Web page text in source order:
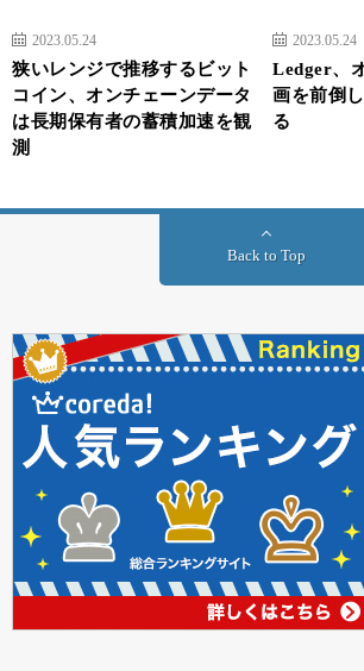
2023.05.24
狭いレンジで推移するビット
コイン、オンチェーンデータ
は長期保有者の蓄積加速を観
測
2023.05.24
Ledger、
画を前倒
る
Back to Top